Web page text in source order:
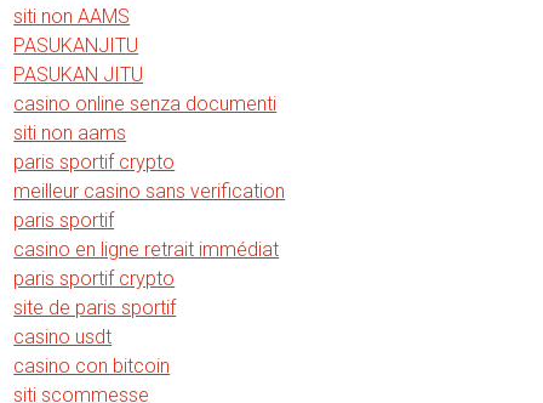
siti non AAMS
PASUKANJITU
PASUKAN JITU
casino online senza documenti
siti non aams
paris sportif crypto
meilleur casino sans verification
paris sportif
casino en ligne retrait immédiat
paris sportif crypto
site de paris sportif
casino usdt
casino con bitcoin
siti scommesse